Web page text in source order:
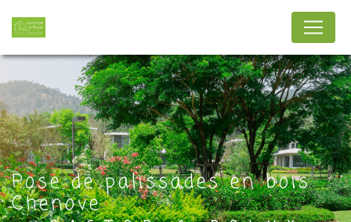
Pose de palissades en bois
Chenove